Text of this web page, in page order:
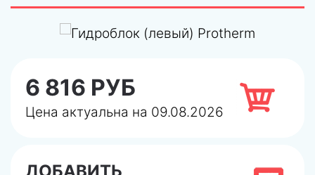
6 816 РУБ
Цена актуальна на 09.08.2026